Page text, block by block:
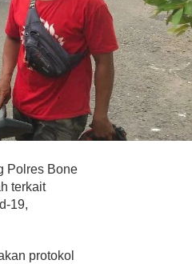
Polres Bone
terkait
19,
protokol